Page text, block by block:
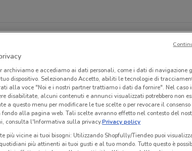
archiviamo e accediamo ai dati personali, come i dati di navigazione
dispositivo. Selezionando Accetto, abiliti le tecnologie di
alla voce "Noi e i nostri partner trattiamo i dati da fornire". Nel caso
disabilitate, alcuni contenuti e annunci visualizzati potrebbero non
a questo menu per modificare le tue scelte o per revocare il
alla pagina web. Tali scelte avranno effetto nel contesto del
consulta l'Informativa sulla privacy.Privacy policy
più vicine ai tuoi bisogni: Utilizzando Shopfully/Tiendeo puoi
più attinenti ai tuoi gusti e al tuo mondo. Tutto questo è